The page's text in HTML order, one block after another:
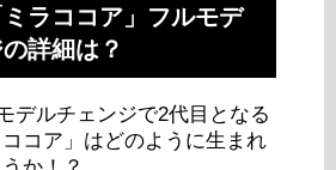
ラココア」フルモデ
詳細は？
デルチェンジで2代目となる
コア」はどのように生まれ